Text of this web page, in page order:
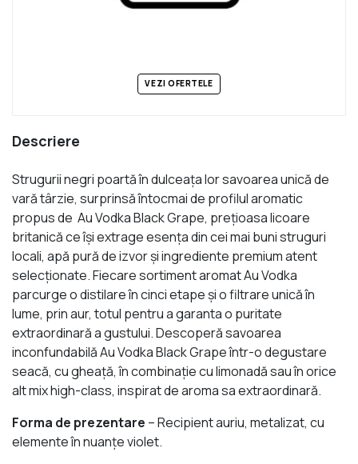
VEZI OFERTELE
Descriere
Strugurii negri poartă în dulceaţa lor savoarea unică de
vară târzie, surprinsă întocmai de profilul aromatic
propus de Au Vodka Black Grape, preţioasa licoare
britanică ce îşi extrage esenţa din cei mai buni struguri
locali, apă pură de izvor şi ingrediente premium atent
selecţionate. Fiecare sortiment aromat Au Vodka
parcurge o distilare în cinci etape şi o filtrare unică în
lume, prin aur, totul pentru a garanta o puritate
extraordinară a gustului. Descoperă savoarea
inconfundabilă Au Vodka Black Grape într-o degustare
seacă, cu gheaţă, în combinaţie cu limonadă sau în orice
alt mix high-class, inspirat de aroma sa extraordinară.
Forma de prezentare – Recipient auriu, metalizat, cu
elemente în nuanţe violet.